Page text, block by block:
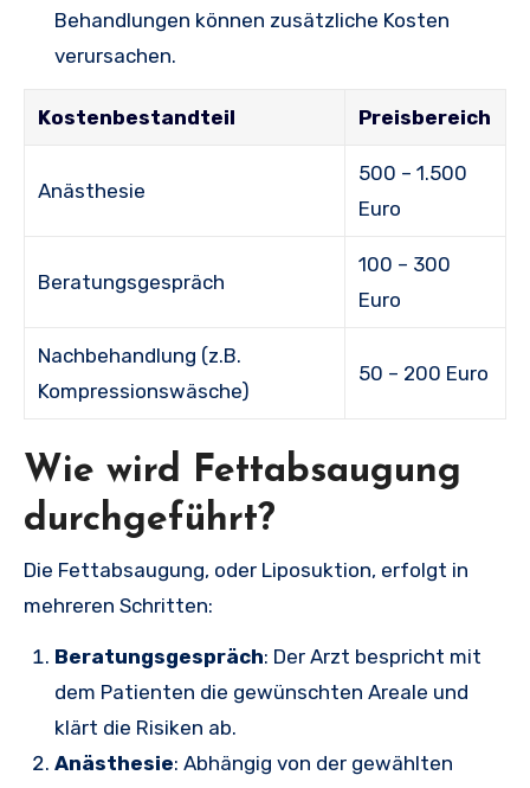
Behandlungen können zusätzliche Kosten
verursachen.
Kostenbestandteil Preisbereich
Anästhesie
500 – 1.500
Euro
Beratungsgespräch
100 – 300
Euro
Nachbehandlung (z.B.
Kompressionswäsche)
50 – 200 Euro
Wie wird Fettabsaugung
durchgeführt?
Die Fettabsaugung, oder Liposuktion, erfolgt in
mehreren Schritten:
Beratungsgespräch: Der Arzt bespricht mit
dem Patienten die gewünschten Areale und
klärt die Risiken ab.
Anästhesie: Abhängig von der gewählten